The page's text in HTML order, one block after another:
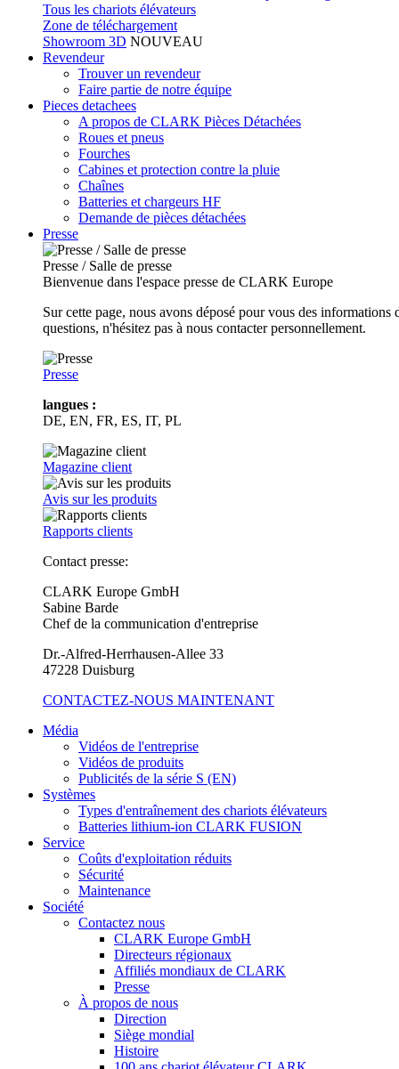
Tous les chariots élévateurs
Zone de téléchargement
Showroom 3D NOUVEAU
Revendeur
Trouver un revendeur
Faire partie de notre équipe
Pieces detachees
A propos de CLARK Pièces Détachées
Roues et pneus
Fourches
Cabines et protection contre la pluie
Chaînes
Batteries et chargeurs HF
Demande de pièces détachées
Presse
Presse / Salle de presse
Bienvenue dans l'espace presse de CLARK Europe
Sur cette page, nous avons déposé pour vous des
questions, n'hésitez pas à nous contacter personnellement.
Presse
langues :
DE, EN, FR, ES, IT, PL
Magazine client
Avis sur les produits
Rapports clients
Contact presse:
CLARK Europe GmbH
Sabine Barde
Chef de la communication d'entreprise
Dr.-Alfred-Herrhausen-Allee 33
47228 Duisburg
CONTACTEZ-NOUS MAINTENANT
Média
Vidéos de l'entreprise
Vidéos de produits
Publicités de la série S (EN)
Systèmes
Types d'entraînement des chariots élévateurs
Batteries lithium-ion CLARK FUSION
Service
Coûts d'exploitation réduits
Sécurité
Maintenance
Société
Contactez nous
CLARK Europe GmbH
Directeurs régionaux
Affiliés mondiaux de CLARK
Presse
À propos de nous
Direction
Siège mondial
Histoire